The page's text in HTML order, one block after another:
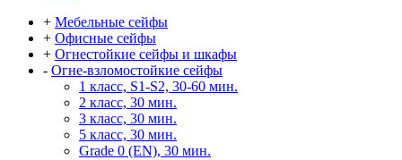
+ Мебельные сейфы
+ Офисные сейфы
+ Огнестойкие сейфы и шкафы
- Огне-взломостойкие сейфы
1 класс, S1-S2, 30-60 мин.
2 класс, 30 мин.
3 класс, 30 мин.
5 класс, 30 мин.
Grade 0 (EN), 30 мин.